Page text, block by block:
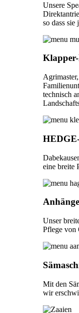
Unsere
so dass sie
technisch
eine breite
Anhänge
Unser
Pflege von
Mit den
wir